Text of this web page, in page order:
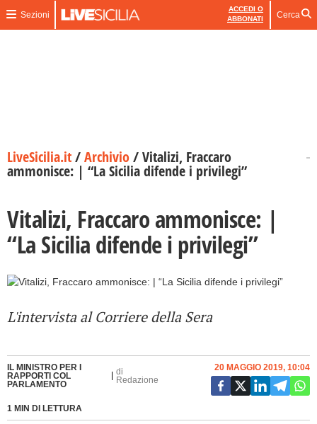
Sezioni
ACCEDI O
ABBONATI
Cerca
LiveSicilia.it/Archivio/Vitalizi, Fraccaro
ammonisce: | “La Sicilia difende i privilegi”
Vitalizi, Fraccaro ammonisce: |
“La Sicilia difende i privilegi”
L'intervista alCorriere della Sera
IL MINISTRO PER I
RAPPORTI COL
PARLAMENTO
di
Redazione
1 MIN DI LETTURA
20 MAGGIO 2019, 10:04